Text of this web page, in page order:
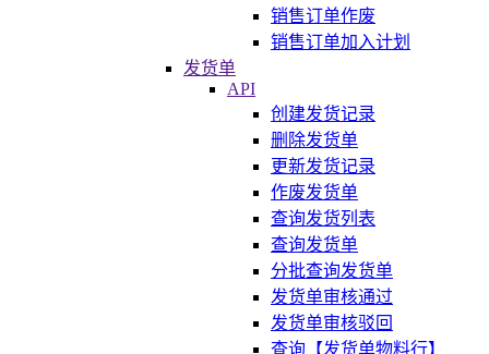
销售订单作废
销售订单加入计划
发货单
API
创建发货记录
删除发货单
更新发货记录
作废发货单
查询发货列表
查询发货单
分批查询发货单
发货单审核通过
发货单审核驳回
查询【发货单物料行】